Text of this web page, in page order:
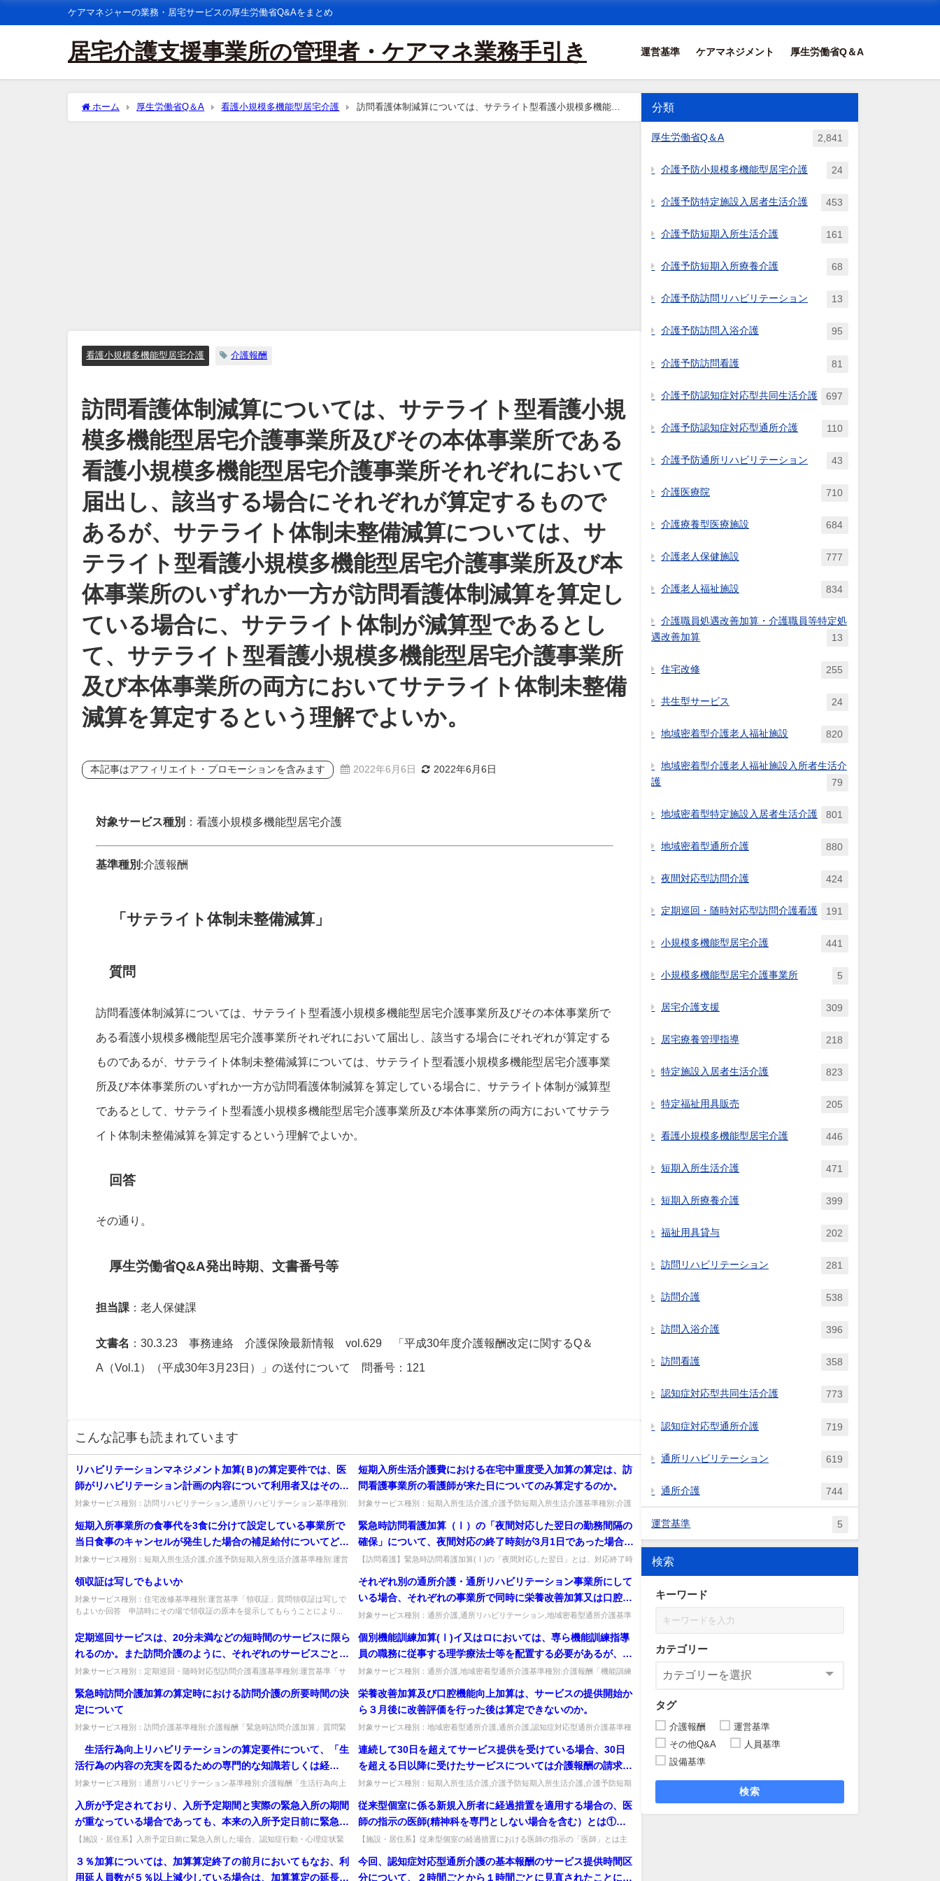
ケアマネジャーの業務・居宅サービスの厚生労働省Q&Aをまとめ
居宅介護支援事業所の管理者・ケアマネ業務手引き 運営基準 ケアマネジメント 厚生労働省Q＆A
ホーム 厚生労働省Q＆A 看護小規模多機能型居宅介護
訪問看護体制減算については、サテライト型看護小規模多機能型
居宅介護事業所及びその本体事業所である看護小規模多機能型居宅介護事業所それぞれにおいて届出し、該当する場合にそれぞれが算
看護小規模多機能型居宅介護 介護報酬
訪問看護体制減算については、サテライト型看護小規
模多機能型居宅介護事業所及びその本体事業所である
看護小規模多機能型居宅介護事業所それぞれにおいて
届出し、該当する場合にそれぞれが算定するもので
あるが、サテライト体制未整備減算については、サ
テライト型看護小規模多機能型居宅介護事業所及び本
体事業所のいずれか一方が訪問看護体制減算を算定し
ている場合に、サテライト体制が減算型であるとし
て、サテライト型看護小規模多機能型居宅介護事業所
及び本体事業所の両方においてサテライト体制未整備
減算を算定するという理解でよいか。
本記事はアフィリエイト・プロモーションを含みます 2022年6月6日 2022年6月6日
対象サービス種別 ：看護小規模多機能型居宅介護
基準種別 :介護報酬
「サテライト体制未整備減算」
質問
訪問看護体制減算については、サテライト型看護小規模多機能型居宅介護事業所及びその本体事業所で
ある看護小規模多機能型居宅介護事業所それぞれにおいて届出し、該当する場合にそれぞれが算定する
ものであるが、サテライト体制未整備減算については、サテライト型看護小規模多機能型居宅介護事業
所及び本体事業所のいずれか一方が訪問看護体制減算を算定している場合に、サテライト体制が減算型
であるとして、サテライト型看護小規模多機能型居宅介護事業所及び本体事業所の両方においてサテラ
イト体制未整備減算を算定するという理解でよいか。
回答
その通り。
厚生労働省Q&A発出時期、文書番号等
担当課 ：老人保健課
文書名 ：30.3.23 事務連絡 介護保険最新情報 vol.629 「平成30年度介護報酬改定に関するQ＆
A（Vol.1）（平成30年3月23日）」の送付について 問番号：121
こんな記事も読まれています
リハビリテーションマネジメント加算(Ｂ)の算定要件では、医
師がリハビリテーション計画の内容について利用者又はその家
族へ説明することとされている。 リハビリテーション会議の
構成員の参加については、テレビ電話装置等を使用しても差し
支えないとされているが、リハビリテーション計画の内容につ
明した場合、リハビリテーションマネジメント加算(Ｂ)の算定
要件を満たすか。
対象サービス種別：訪問リハビリテーション,通所リハビリテーション基準種別:
短期入所生活介護費における在宅中重度受入加算の算定は、訪
問看護事業所の看護師が来た日についてのみ算定するのか。
対象サービス種別：短期入所生活介護,介護予防短期入所生活介護基準種別:介護
短期入所事業所の食事代を3食に分けて設定している事業所で
当日食事のキャンセルが発生した場合の補足給付についてどの
ように取り扱うべきか。 (例）食事代設定…朝食300円、昼食
400円、夕食500円で、利用者負担第3段階の利用者が、朝食と
昼食の提供を受けた場合、650円が自己負担、50円が補足給付
されることとなるが、本人都合により昼食を摂取しなかった場
対象サービス種別：短期入所生活介護,介護予防短期入所生活介護基準種別:運営
緊急時訪問看護加算（Ⅰ）の「夜間対応した翌日の勤務間隔の
確保」について、夜間対応の終了時刻が3月1日であった場合、
「翌日」の考え方はどうなるか。
【訪問看護】緊急時訪問看護加算(Ⅰ)の「夜間対応した翌日」とは、対応終了時
領収証は写しでもよいか
対象サービス種別：住宅改修基準種別:運営基準「領収証」質問領収証は写しで
もよいか回答 申請時にその場で領収証の原本を提示してもらうことにより...
それぞれ別の通所介護・通所リハビリテーション事業所にして
いる場合、それぞれの事業所で同時に栄養改善加算又は口腔機
能向上加算を算定することはできるのか。
対象サービス種別：通所介護,通所リハビリテーション,地域密着型通所介護基準
定期巡回サービスは、20分未満などの短時間のサービスに限ら
れるのか。また訪問介護のように、それぞれのサービスごとに
概ね２時間の間隔を空ける必要があるのか。
対象サービス種別：定期巡回・随時対応型訪問介護看護基準種別:運営基準「サ
個別機能訓練加算(Ⅰ)イ又はロにおいては、専ら機能訓練指導
員の職務に従事する理学療法士等を配置する必要があるが、通
所介護事業所（地域密着型通所介護事業所）において配置が義
務づけられている機能訓練指導員に加えて、専ら機能訓練指導
員の職務に従事する理学療法士等を配置する必要があるのか。
対象サービス種別：通所介護,地域密着型通所介護基準種別:介護報酬「機能訓練
緊急時訪問介護加算の算定時における訪問介護の所要時間の決
定について
対象サービス種別：訪問介護基準種別:介護報酬「緊急時訪問介護加算」質問緊
栄養改善加算及び口腔機能向上加算は、サービスの提供開始か
ら３月後に改善評価を行った後は算定できないのか。
対象サービス種別：地域密着型通所介護,通所介護,認知症対応型通所介護基準種
生活行為向上リハビリテーションの算定要件について、「生
活行為の内容の充実を図るための専門的な知識若しくは経
験」、「生活行為の内容の充実を図るための研修」とあるが、
具体的にどのような知識、経験、研修を指すのか。
対象サービス種別：通所リハビリテーション基準種別:介護報酬「生活行為向上
連続して30日を超えてサービス提供を受けている場合、30日
を超える日以降に受けたサービスについては介護報酬の請求が
認められていないが、例えばＡ事業所にて連続30日間（介護予
防）短期入所生活介護費を請求し、同日にＢ事業所（Ａ事業所
と同一、隣接若しくは近接する敷地内にない事業所）の利用を
開始した場合、Ｂ事業所は利用開始日から介護報酬を請求する
ことが可能であるか。
対象サービス種別：短期入所生活介護,介護予防短期入所生活介護,介護予防短期
入所が予定されており、入所予定期間と実際の緊急入所の期間
が重なっている場合であっても、本来の入所予定日前に緊急に
入所した場合には、７日分算定できるのか。
【施設・居住系】入所予定日前に緊急入所した場合、認知症行動・心理症状緊
従来型個室に係る新規入所者に経過措置を適用する場合の、医
師の指示の医師(精神科を専門としない場合を含む）とは①主
治医②嘱託医③両方か。
【施設・居住系】従来型個室の経過措置における医師の指示の「医師」とは主
３％加算については、加算算定終了の前月においてもなお、利
用延人員数が５％以上減少している場合は、加算算定の延長を
今回、認知症対応型通所介護の基本報酬のサービス提供時間区
分について、２時間ごとから１時間ごとに見直されたことによ
分類
厚生労働省Q＆A 2,841
介護予防小規模多機能型居宅介護 24
介護予防特定施設入居者生活介護 453
介護予防短期入所生活介護 161
介護予防短期入所療養介護 68
介護予防訪問リハビリテーション 13
介護予防訪問入浴介護 95
介護予防訪問看護 81
介護予防認知症対応型共同生活介護 697
介護予防認知症対応型通所介護 110
介護予防通所リハビリテーション 43
介護医療院 710
介護療養型医療施設 684
介護老人保健施設 777
介護老人福祉施設 834
介護職員処遇改善加算・介護職員等特定処
遇改善加算
13
住宅改修 255
共生型サービス 24
地域密着型介護老人福祉施設 820
地域密着型介護老人福祉施設入所者生活介
護
79
地域密着型特定施設入居者生活介護 801
地域密着型通所介護 880
夜間対応型訪問介護 424
定期巡回・随時対応型訪問介護看護 191
小規模多機能型居宅介護 441
小規模多機能型居宅介護事業所 5
居宅介護支援 309
居宅療養管理指導 218
特定施設入居者生活介護 823
特定福祉用具販売 205
看護小規模多機能型居宅介護 446
短期入所生活介護 471
短期入所療養介護 399
福祉用具貸与 202
訪問リハビリテーション 281
訪問介護 538
訪問入浴介護 396
訪問看護 358
認知症対応型共同生活介護 773
認知症対応型通所介護 719
通所リハビリテーション 619
通所介護 744
運営基準 5
検索
キーワード
カテゴリー
タグ
介護報酬
運営基準
その他Q&A
人員基準
設備基準
検索